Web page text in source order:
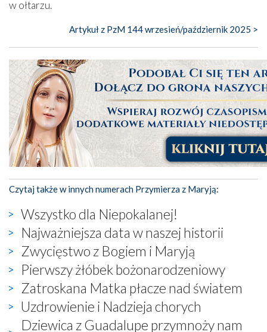
w ołtarzu.
Artykuł z PzM 144 wrzesień/październik 2025 >
Czytaj także w innych numerach Przymierza z Maryją:
Wszystko dla Niepokalanej!
Najważniejsza data w naszej historii
Zwycięstwo z Bogiem i Maryją
Pierwszy żłóbek bożonarodzeniowy
Zatroskana Matka płacze nad światem
Uzdrowienie i Nadzieja chorych
Dziewica z Guadalupe przymnoży nam